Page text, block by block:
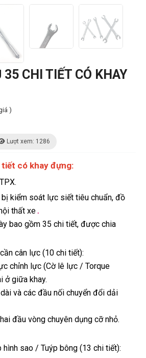
35 CHI TIẾT CÓ KHAY
)
Lượt xem: 1286
có khay đựng:
kiểm soát lực siết tiêu chuẩn, đồ
thất xe.
bao gồm 35 chi tiết, được chia
cân lực (10 chi tiết):
lực (Cờ lê lực / Torque
ở giữa khay.
các đầu nối chuyển đổi dải
vòng chuyên dụng cỡ nhỏ.
sao / Tuýp bông (13 chi tiết):